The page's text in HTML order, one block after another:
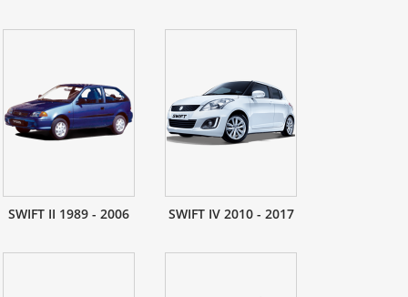
SWIFT II 1989 - 2006 SWIFT IV 2010 - 2017